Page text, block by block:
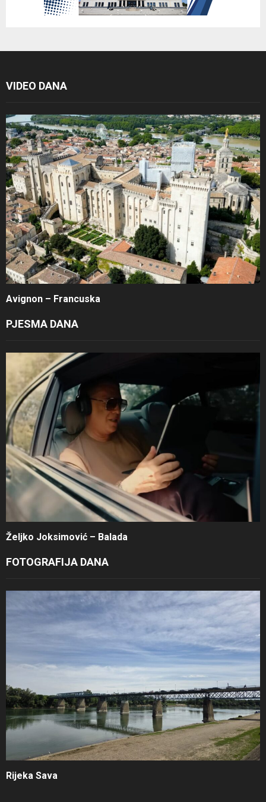
VIDEO DANA
Avignon – Francuska
PJESMA DANA
Željko Joksimović – Balada
FOTOGRAFIJA DANA
Rijeka Sava